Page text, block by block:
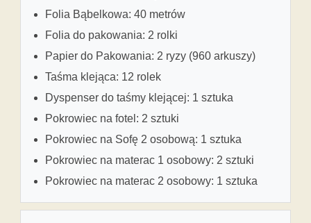
Folia Bąbelkowa: 40 metrów
Folia do pakowania: 2 rolki
Papier do Pakowania: 2 ryzy (960 arkuszy)
Taśma klejąca: 12 rolek
Dyspenser do taśmy klejącej: 1 sztuka
Pokrowiec na fotel: 2 sztuki
Pokrowiec na Sofę 2 osobową: 1 sztuka
Pokrowiec na materac 1 osobowy: 2 sztuki
Pokrowiec na materac 2 osobowy: 1 sztuka